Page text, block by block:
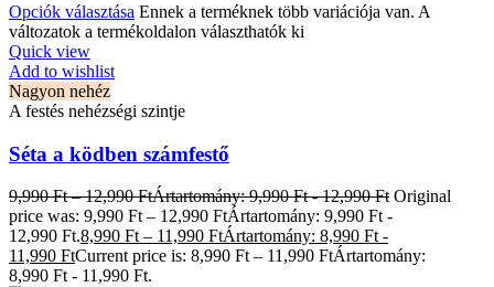
Opciók választása Ennek a terméknek több variációja van. A
változatok a termékoldalon választhatók ki
Quick view
Add to wishlist
Nagyon nehéz
A festés nehézségi szintje
Séta a ködben számfestő
9,990Ft – 12,990FtÁrtartomány: 9,990 Ft - 12,990 Ft Original
price was: 9,990 Ft – 12,990 FtÁrtartomány: 9,990 Ft -
12,990 Ft.8,990 Ft – 11,990 FtÁrtartomány: 8,990 Ft -
11,990 FtCurrent price is: 8,990 Ft – 11,990 FtÁrtartomány:
8,990 Ft - 11,990 Ft.